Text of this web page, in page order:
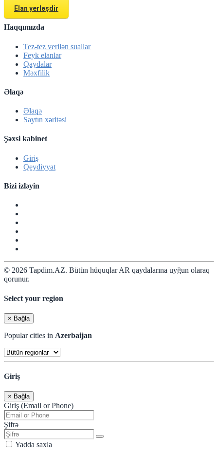
Elan yerləşdir
Haqqımızda
Tez-tez verilən suallar
Feyk elanlar
Qaydalar
Məxfilik
Əlaqə
Əlaqə
Saytın xəritəsi
Şəxsi kabinet
Giriş
Qeydiyyat
Bizi izləyin
© 2026 Tapdim.AZ. Bütün hüquqlar AR qaydalarına uyğun olaraq
qorunur.
Select your region
× Bağla
Popular cities in Azerbaijan
Giriş
× Bağla
Giriş (Email or Phone)
Şifrə
Yadda saxla